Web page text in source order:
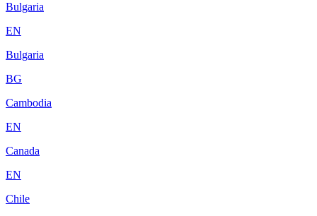
Bulgaria
EN
Bulgaria
BG
Cambodia
EN
Canada
EN
Chile